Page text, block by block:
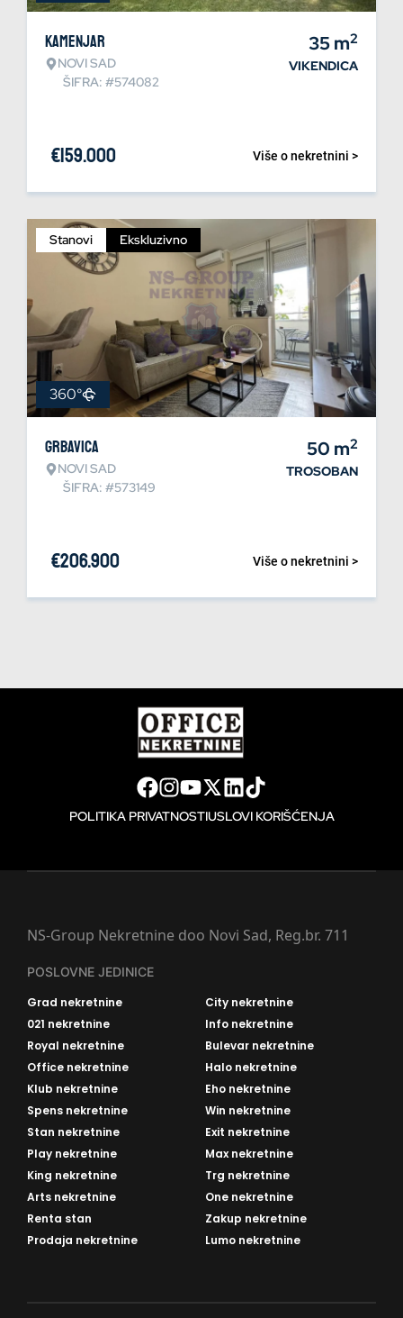
Kamenjar
NOVI SAD
ŠIFRA: #574082
35m2
VIKENDICA
Više o nekretnini >
€159.000
Stanovi Ekskluzivno
360°
Grbavica
NOVI SAD
ŠIFRA: #573149
50 m2
TROSOBAN
Više o nekretnini >
€206.900
POLITIKA PRIVATNOSTIUSLOVI KORIŠĆENJA
NS-Group Nekretnine doo Novi Sad, Reg.br. 711
POSLOVNE JEDINICE
Grad nekretnine
City nekretnine
021 nekretnine
Info nekretnine
Royal nekretnine
Bulevar nekretnine
Office nekretnine
Halo nekretnine
Klub nekretnine
Eho nekretnine
Spens nekretnine
Win nekretnine
Stan nekretnine
Exit nekretnine
Play nekretnine
Max nekretnine
King nekretnine
Trg nekretnine
Arts nekretnine
One nekretnine
Renta stan
Zakup nekretnine
Prodaja nekretnine
Lumo nekretnine